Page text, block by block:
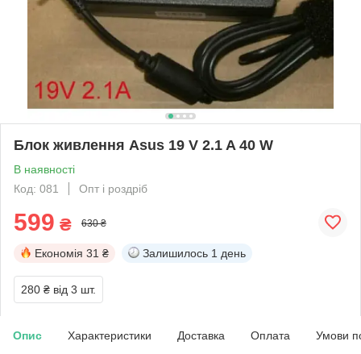
Блок живлення Asus 19 V 2.1 A 40 W
В наявності
Код: 081
Опт і роздріб
599 ₴ 630 ₴
Економія 31 ₴ Залишилось 1 день
280 ₴ від 3 шт.
Опис Характеристики Доставка Оплата Умови